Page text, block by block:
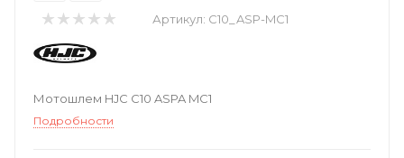
Артикул: C10_ASP-MC1
Мотошлем HJC C10 ASPA MC1
Подробности